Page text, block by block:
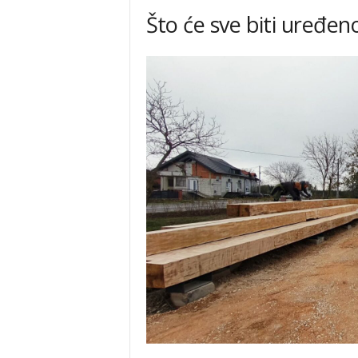
Što će sve biti